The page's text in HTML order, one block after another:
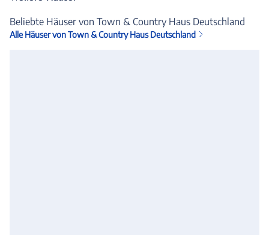
Beliebte Häuser von Town & Country Haus Deutschland
Alle Häuser von Town & Country Haus Deutschland